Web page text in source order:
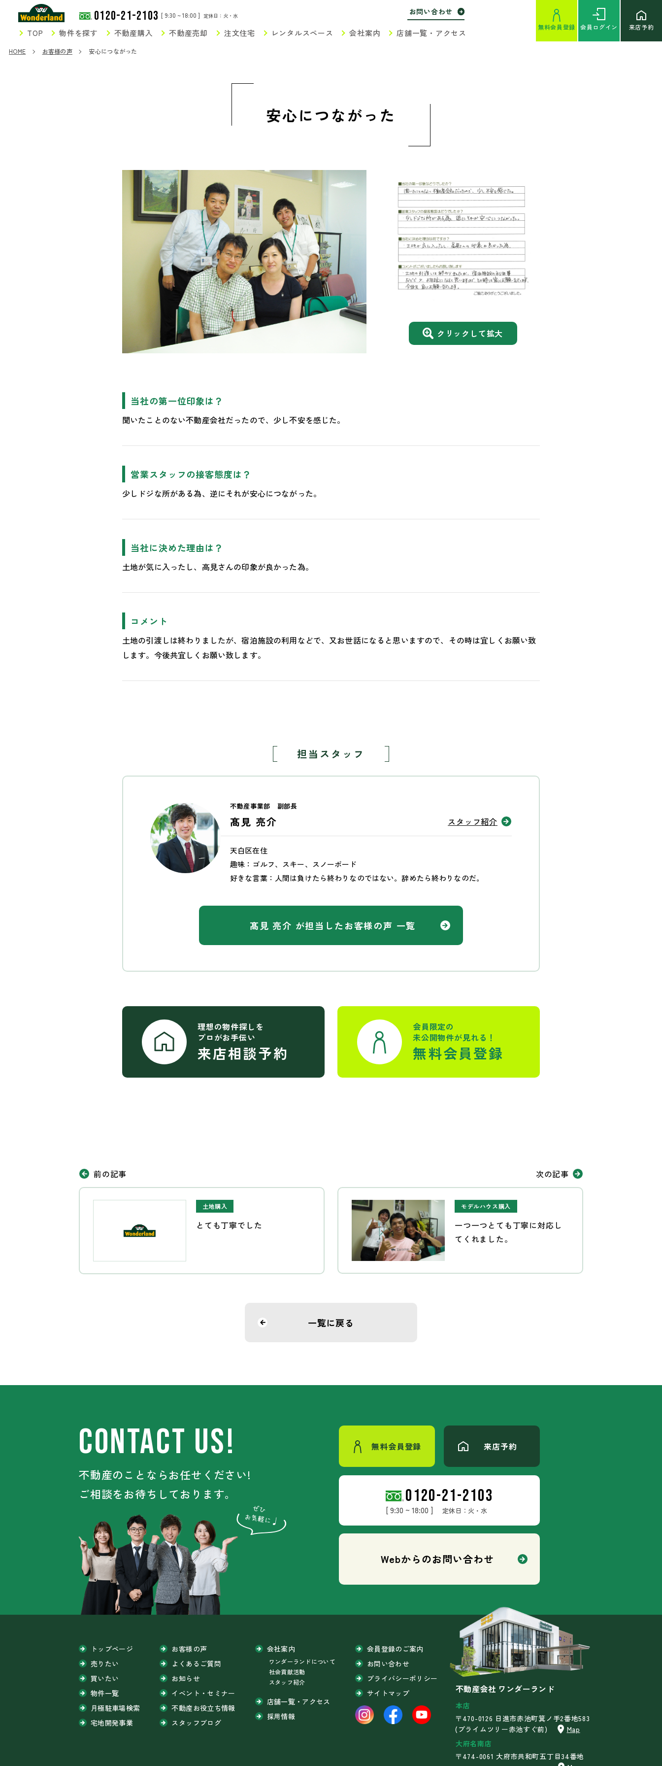
0120-21-2103 [ 9:30 ~ 18:00 ] 定休日：火・水
無料会員登録 会員 ログイン 来店予約
TOP 物件を探す 不動産購入 不動産売却 注文住宅 レンタルスペース 会社案内 店舗一覧・アクセス
お問い合わせ
HOME お客様の声 安心につながった
安心につながった
クリックして拡大
当社の第一位印象は？
聞いたことのない不動産会社だったので、少し不安を感じた。
営業スタッフの接客態度は？
少しドジな所がある為、逆にそれが安心につながった。
当社に決めた理由は？
土地が気に入ったし、高見さんの印象が良かった為。
コメント
土地の引渡しは終わりましたが、宿泊施設の利用などで、又お世話になると思いますので、その時は宜しくお願い致
します。今後共宜しくお願い致します。
担当スタッフ
不動産事業部 副部長
髙見 亮介
天白区在住
趣味：ゴルフ、スキー、スノーボード
好きな言葉：人間は負けたら終わりなのではない。辞めたら終わりなのだ。
スタッフ紹介
髙見 亮介 が担当した お客様の声 一覧
理想の物件探しを
プロがお手伝い
来店相談予約
会員限定の
未公開物件が見れる！
無料会員登録
前の記事
土地購入
とても丁寧でした
次の記事
モデルハウス購入
一つ一つとても丁寧に対応し
てくれました。
一覧に戻る
CONTACT US!
不動産のことならお任せください!
ご相談をお待ちしております。
無料会員登録 来店予約
0120-21-2103
[ 9:30 ~ 18:00 ] 定休日：火・水
Webからのお問い合わせ
トップページ
売りたい
買いたい
物件一覧
月極駐車場検索
宅地開発事業
お客様の声
よくあるご質問
お知らせ
イベント・セミナー
不動産お役立ち情報
スタッフブログ
会社案内
ワンダーランドについて
社会貢献活動
スタッフ紹介
店舗一覧・アクセス
採用情報
会員登録のご案内
お問い合わせ
プライバシーポリシー
サイトマップ
不動産会社 ワンダーランド
本店
〒470-0126 日進市赤池町箕ノ手2番地583
(プライムツリー赤池すぐ前)
Map
大府名南店
〒474-0061 大府市共和町五丁目34番地